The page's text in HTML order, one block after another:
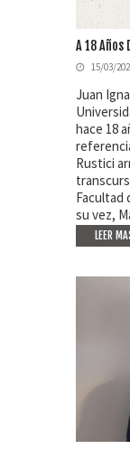
A 18 Años
15/03/
Juan
hace 18
Rustici
Facultad
su vez,
LEER